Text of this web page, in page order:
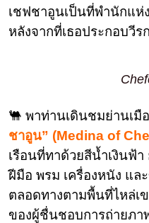
เชฟชาอูนเป็นที่พำนักแห่
หลังจากที่เธอประกอบวี
🐫 พาท่านเดินชมย่านเมือ
ชาอูน” (Medina of
เรือนที่ทาด้วยสีน้ำเงินฟ้
ฝีมือ พรม เครื่องหนัง แล
ตลอดทางตามพื้นที่ไหล่เ
ของผู้ชื่นชอบการถ่ายภา